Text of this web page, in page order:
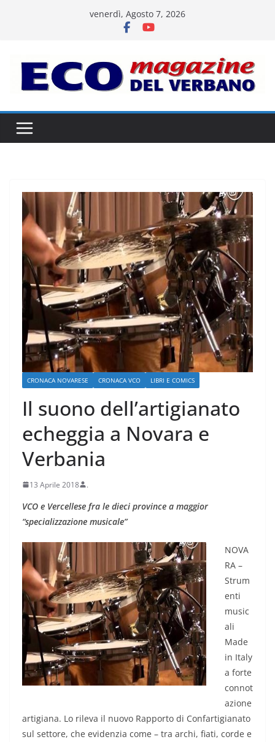
venerdì, Agosto 7, 2026
CRONACA NOVARESE CRONACA VCO LIBRI E COMICS
Il suono dell’artigianato
echeggia a Novara e
Verbania
13 Aprile 2018 .
VCO e Vercellese fra le dieci province a maggior
“specializzazione musicale”
NOVA
RA –
Strum
enti
music
ali
Made
in Italy
a forte
connot
azione
artigiana. Lo rileva il nuovo Rapporto di Confartigianato
sul settore, che evidenzia come – tra archi, fiati, corde e